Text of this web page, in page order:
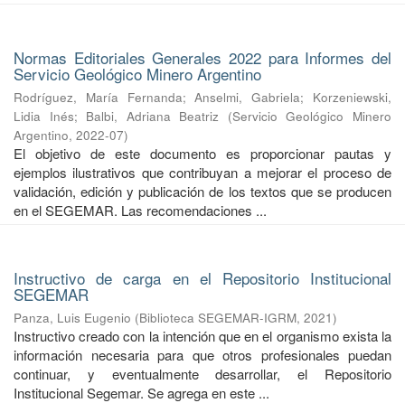
Normas Editoriales Generales 2022 para Informes del
Servicio Geológico Minero Argentino
Rodríguez, María Fernanda;Anselmi, Gabriela; Korzeniewski,
Lidia Inés; Balbi, Adriana Beatriz (Servicio Geológico Minero
Argentino, 2022-07)
El objetivo de este documento es proporcionar pautas y
ejemplos ilustrativos que contribuyan a mejorar el proceso de
validación, edición y publicación de los textos que se producen
en el SEGEMAR. Las recomendaciones ...
Instructivo de carga en el Repositorio Institucional
SEGEMAR
Panza, Luis Eugenio (Biblioteca SEGEMAR-IGRM, 2021)
Instructivo creado con la intención que en el organismo exista la
información necesaria para que otros profesionales puedan
continuar, y eventualmente desarrollar, el Repositorio
Institucional Segemar. Se agrega en este ...